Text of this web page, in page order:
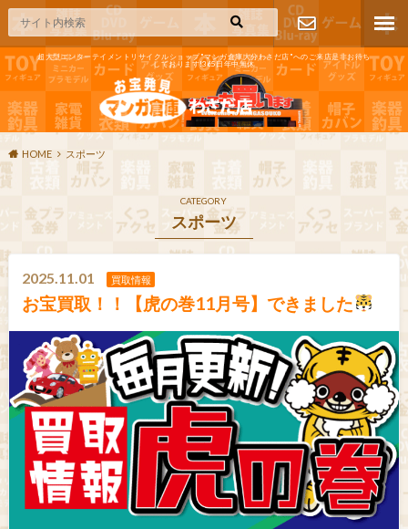
超大型エンターテイメントリサイクルショップ"マンガ倉庫大分わさだ店"へのご来店是非お待ち
しております!365日年中無休
お問い合わ
せ
HOME スポーツ
CATEGORY
スポーツ
2025.11.01 買取情報
お宝買取！！【虎の巻11月号】できました